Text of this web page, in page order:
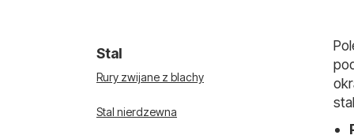
Stal
Rury zwijane z blachy
Stal nierdzewna